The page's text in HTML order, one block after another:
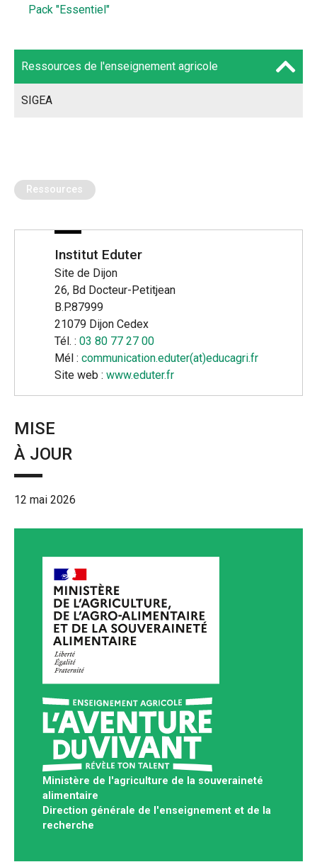
Pack "Essentiel"
Ressources de l'enseignement agricole
SIGEA
Ressources
Institut Eduter
Site de Dijon
26, Bd Docteur-Petitjean
B.P.87999
21079 Dijon Cedex
Tél. : 03 80 77 27 00
Mél : communication.eduter(at)educagri.fr
Site web : www.eduter.fr
MISE
À JOUR
12 mai 2026
Ministère de l'agriculture de la souveraineté
alimentaire
Direction générale de l'enseignement et de la
recherche